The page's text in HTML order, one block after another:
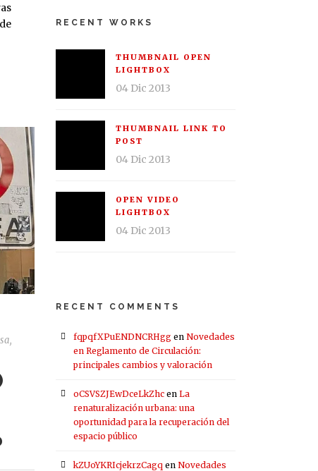
,
RECENT WORKS
THUMBNAIL OPEN
LIGHTBOX
04 Dic 2013
THUMBNAIL LINK TO
POST
04 Dic 2013
OPEN VIDEO
LIGHTBOX
04 Dic 2013
RECENT COMMENTS
fqpqfXPuENDNCRHgg en Novedades
en Reglamento de Circulación:
principales cambios y valoración
oCSVSZJEwDceLkZhc en La
renaturalización urbana: una
oportunidad para la recuperación del
espacio público
kZUoYKRIcjekrzCagq en Novedades